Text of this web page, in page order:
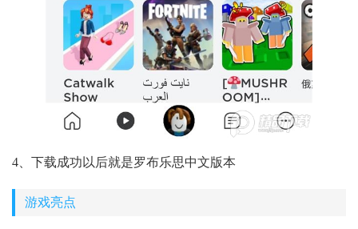
4、下载成功以后就是罗布乐思中文版本
游戏亮点